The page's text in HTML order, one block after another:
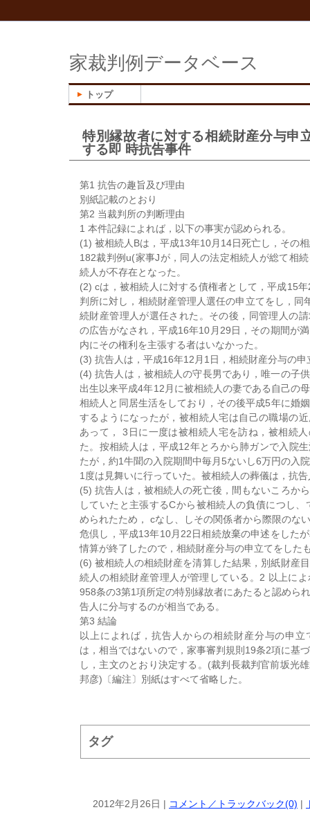
特別縁故者に対する相続財産分与申
する即 時抗告事件
第1 抗告の趣旨及び理由
別紙記載のとおり
第2 当裁判所の判断理由
1 本件記録によれば，以下の事実が認められる。
(1) 被相続人Bは，平成13年10月14日死亡し，その
182裁判例u(家事Jが，同人の法定相続人が総て相
続人が不存在となった。
(2) cは，被相続人に対する債権者として，平成15
判所に対し，相続財産管理人選任の申立てをし，同
続財産管理人が選任された。その後，同管理人の
の広告がなされ，平成16年10月29日，その期間が
内にその権利を主張する者はいなかった。
(3) 抗告人は，平成16年12月1日，相続財産分与の申
(4) 抗告人は，被相続人の守長男であり，唯一の子
出生以来平成4年12月に被相続人の妻である自己の
相続人と同居生活をしており，その後平成5年に婚
するようになったが，被相続人宅は自己の職場の
あって， 3日に一度は被相続人宅を訪ね，被相続
た。按相続人は，平成12年とろから肺ガンで入院
たが，約1牛聞の入院期間中毎月5ないし6万円の入
1度は見舞いに行っていた。被相続人の葬儀は，抗
(5) 抗告人は，被相続人の死亡後，間もないころか
していたと主張するCから被相続人の負債につし
められたため， cなし、しその関係者から際限のな
危倶し，平成13年10月22日相続放棄の申述をした
情算が終了したので，相続財産分与の申立てをした
(6) 被相続人の相続財産を清算した結果，別紙財産
続人の相続財産管理人が管理している。2 以上に
958条の3第1項所定の特別縁故者にあたると認めら
告人に分与するのが相当である。
第3 結論
以上によれば，抗告人からの相続財産分与の申立
は，相当ではないので，家事審判規則19条2項に基
し，主文のとおり決定する。(裁判長裁判官前坂光
邦彦)〔編注〕別紙はすべて省略した。
タグ
2012年2月26日 | コメント／トラックバック(0) |
家裁判例データベース
トップ